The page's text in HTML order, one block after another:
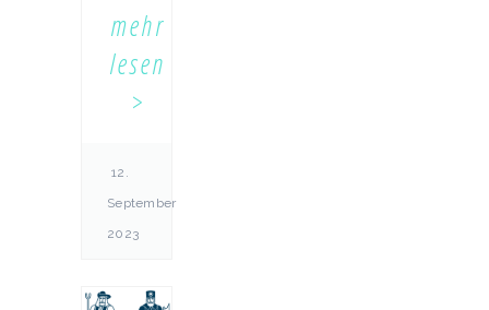
mehr
lesen
12.
September
2023